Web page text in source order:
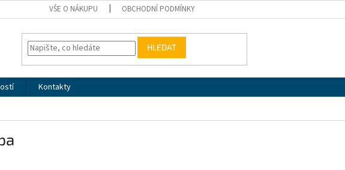
VŠE O NÁKUPU OBCHODNÍ PODMÍNKY
HLEDAT
Kontakty